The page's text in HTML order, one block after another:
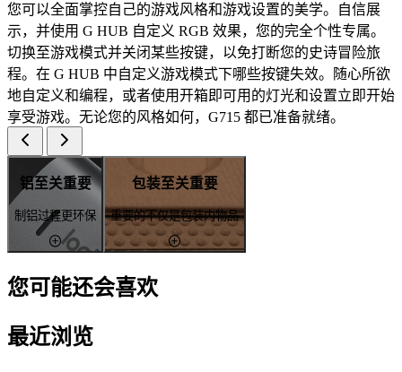
您可以全面掌控自己的游戏风格和游戏设置的美学。自信展
示，并使用 G HUB 自定义 RGB 效果，您的完全个性专属。
切换至游戏模式并关闭某些按键，以免打断您的史诗冒险旅
程。在 G HUB 中自定义游戏模式下哪些按键失效。随心所欲
地自定义和编程，或者使用开箱即可用的灯光和设置立即开始
享受游戏。无论您的风格如何，G715 都已准备就绪。
铝至关重要
制铝过程更环保
包装至关重要
重要的不仅是包装内物品
您可能还会喜欢
最近浏览